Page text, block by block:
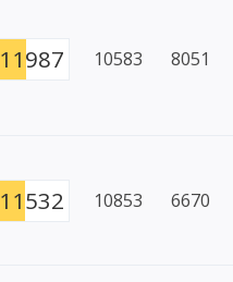
11987 10583 8051
11532 10853 6670